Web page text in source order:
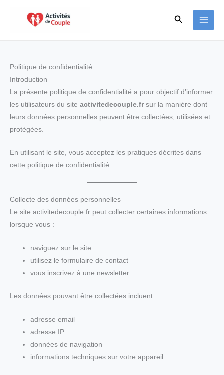
Rechercher
Politique de confidentialité
Introduction
La présente politique de confidentialité a pour objectif d’informer
les utilisateurs du site activitedecouple.frsur la manière dont
leurs données personnelles peuvent être collectées, utilisées et
protégées.
En utilisant le site, vous acceptez les pratiques décrites dans
cette politique de confidentialité.
Collecte des données personnelles
Le site activitedecouple.fr peut collecter certaines informations
lorsque vous :
naviguez sur le site
utilisez le formulaire de contact
vous inscrivez à une newsletter
Les données pouvant être collectées incluent :
adresse email
adresse IP
données de navigation
informations techniques sur votre appareil